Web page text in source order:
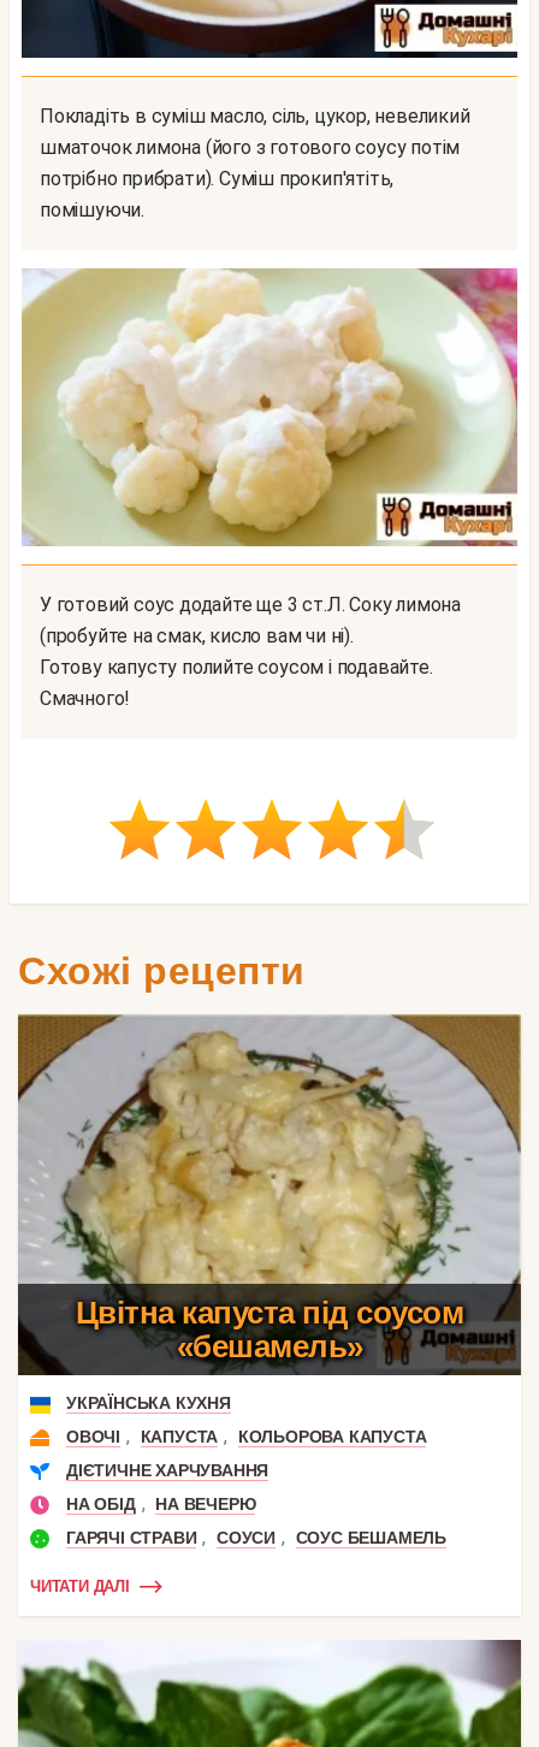
Покладіть в суміш масло, сіль, цукор, невеликий
шматочок лимона (його з готового соусу потім
потрібно прибрати). Суміш прокип'ятіть,
помішуючи.
У готовий соус додайте ще 3 ст.Л. Соку лимона
(пробуйте на смак, кисло вам чи ні).
Готову капусту полийте соусом і подавайте.
Смачного!
Схожі рецепти
Цвітна капуста під соусом
«бешамель»
УКРАЇНСЬКА КУХНЯ
ОВОЧІ , КАПУСТА ,
КОЛЬОРОВА КАПУСТА
ДІЄТИЧНЕ ХАРЧУВАННЯ
НА ОБІД ,
НА ВЕЧЕРЮ
ГАРЯЧІ СТРАВИ , СОУСИ , СОУС БЕШАМЕЛЬ
ЧИТАТИ ДАЛІ